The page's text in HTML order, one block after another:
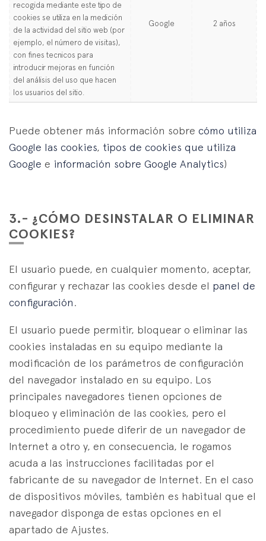
recogida mediante este tipo de
cookies se utiliza en la medición
de la actividad del sitio web (por
ejemplo, el número de visitas),
con fines tecnicos para
introducir mejoras en función
del análisis del uso que hacen
los usuarios del sitio.
Google 2 años
Puede obtener más información sobre cómo utiliza
Google las cookies, tipos de cookies que utiliza
Google e información sobre Google Analytics)
3.- ¿CÓMO DESINSTALAR O ELIMINAR
COOKIES?
El usuario puede, en cualquier momento, aceptar,
configurar y rechazar las cookies desde el panel de
configuración.
El usuario puede permitir, bloquear o eliminar las
cookies instaladas en su equipo mediante la
modificación de los parámetros de configuración
del navegador instalado en su equipo. Los
principales navegadores tienen opciones de
bloqueo y eliminación de las cookies, pero el
procedimiento puede diferir de un navegador de
Internet a otro y, en consecuencia, le rogamos
acuda a las instrucciones facilitadas por el
fabricante de su navegador de Internet. En el caso
de dispositivos móviles, también es habitual que el
navegador disponga de estas opciones en el
apartado de Ajustes.